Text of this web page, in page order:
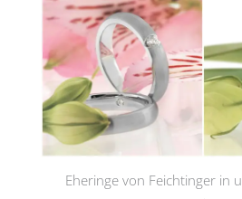
Eheringe von Feichtinger in